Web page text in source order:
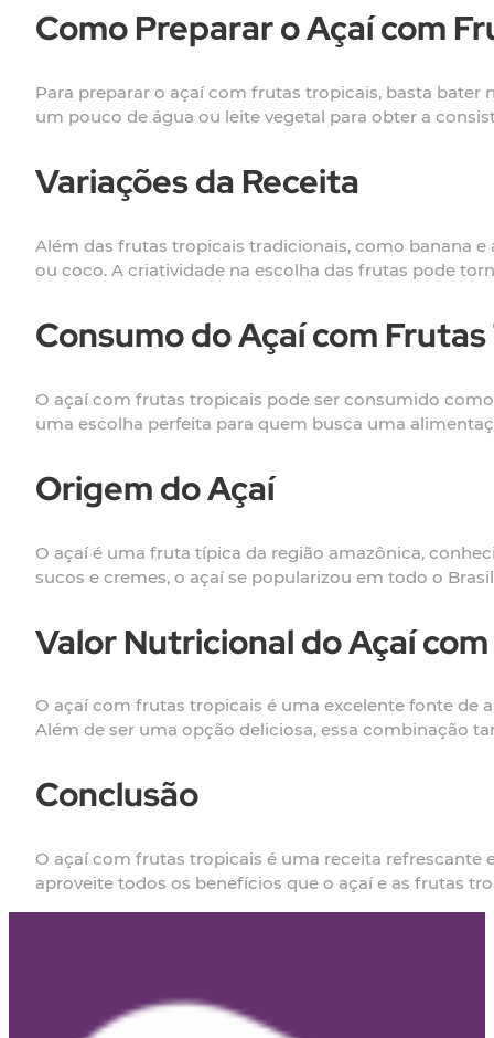
Como Preparar o Açaí com
Para preparar o açaí com frutas tropicais, basta
um pouco de água ou leite vegetal para obter a
Variações da Receita
Além das frutas tropicais tradicionais, como banana
ou coco. A criatividade na escolha das frutas pode
Consumo do Açaí com
O açaí com frutas tropicais pode ser consumido
uma escolha perfeita para quem busca uma
Origem do Açaí
O açaí é uma fruta típica da região amazônica,
sucos e cremes, o açaí se popularizou em todo o
Valor Nutricional do Açaí
O açaí com frutas tropicais é uma excelente fonte de
Além de ser uma opção deliciosa, essa combinação
Conclusão
O açaí com frutas tropicais é uma receita refrescante
aproveite todos os benefícios que o açaí e as frutas